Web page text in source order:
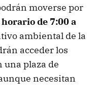
moverse por
horario de 7:00 a
ambiental de la
acceder los
una plaza de
necesitan